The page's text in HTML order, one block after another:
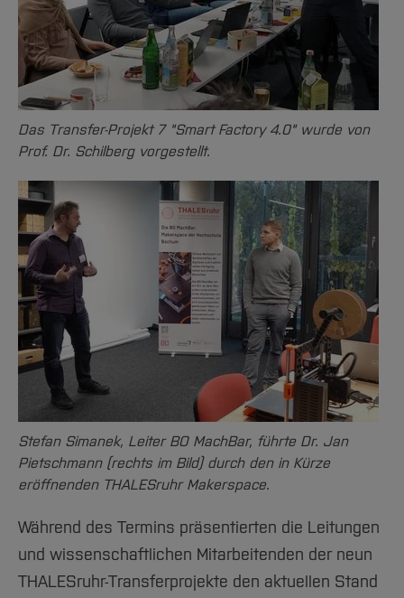
Das Transfer-Projekt 7 "Smart Factory 4.0" wurde von
Prof. Dr. Schilberg vorgestellt.
Stefan Simanek, Leiter BO MachBar, führte Dr. Jan
Pietschmann (rechts im Bild) durch den in Kürze
eröffnenden THALESruhr Makerspace.
Während des Termins präsentierten die Leitungen
und wissenschaftlichen Mitarbeitenden der neun
THALESruhr-Transferprojekte den aktuellen Stand